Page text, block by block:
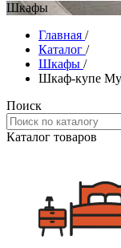
Шкафы
Главная /
Каталог /
Шкафы /
Шкаф-купе
Поиск
Каталог товаров